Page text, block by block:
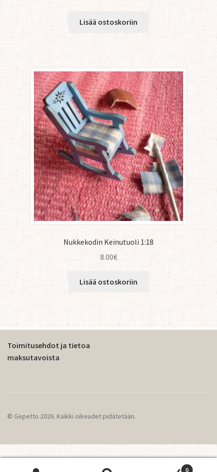
Lisää ostoskoriin
Nukkekodin Keinutuoli 1:18
8.00€
Lisää ostoskoriin
Toimitusehdot ja tietoa
maksutavoista
© Gepetto 2026. Kaikki oikeudet pidätetään.
0